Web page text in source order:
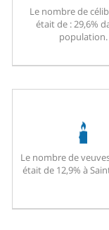
Le nombre de
était de : 29,6%
population.
Le nombre de
était de 12,9% à